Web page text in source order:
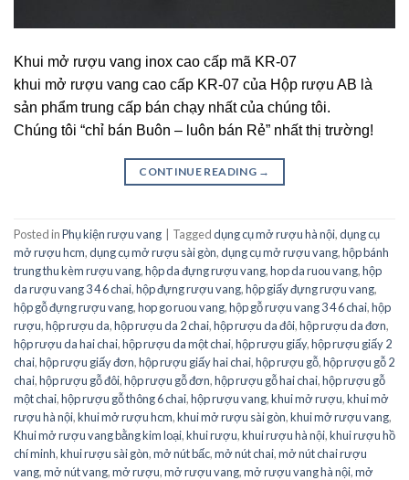
Khui mở rượu vang inox cao cấp mã KR-07
khui mở rượu vang cao cấp KR-07 của Hộp rượu AB là
sản phẩm trung cấp bán chạy nhất của chúng tôi.
Chúng tôi “chỉ bán Buôn – luôn bán Rẻ” nhất thị trường!
CONTINUE READING →
Posted inPhụ kiện rượu vang Taggeddụng cụ mở rượu hà nội,dụng cụ
mở rượu hcm,dụng cụ mở rượu sài gòn,dụng cụ mở rượu vang,hộp bánh
trung thu kèm rượu vang,hộp da đựng rượu vang,hop da ruou vang,hộp
da rượu vang 3 4 6 chai,hộp đựng rượu vang,hộp giấy đựng rượu vang,
hộp gỗ đựng rượu vang,hop go ruou vang,hộp gỗ rượu vang 3 4 6 chai,hộp
rượu,hộp rượu da,hộp rượu da 2 chai,hộp rượu da đôi,hộp rượu da đơn,
hộp rượu da hai chai,hộp rượu da một chai,hộp rượu giấy,hộp rượu giấy 2
chai,hộp rượu giấy đơn,hộp rượu giấy hai chai,hộp rượu gỗ,hộp rượu gỗ 2
chai,hộp rượu gỗ đôi,hộp rượu gỗ đơn,hộp rượu gỗ hai chai,hộp rượu gỗ
một chai,hộp rượu gỗ thông 6 chai,hộp rượu vang,khui mở rượu,khui mở
rượu hà nội,khui mở rượu hcm,khui mở rượu sài gòn,khui mở rượu vang,
Khui mở rượu vang bằng kim loại,khui rượu,khui rượu hà nội,khui rượu hồ
chí minh,khui rượu sài gòn,mở nút bấc,mở nút chai,mở nút chai rượu
vang,mở nút vang,mở rượu,mở rượu vang,mở rượu vang hà nội,mở